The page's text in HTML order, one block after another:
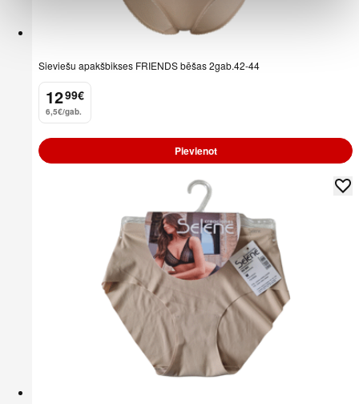
Sieviešu apakšbikses FRIENDS bēšas 2gab.42-44
12
. 99€
6,5€/gab.
Pievienot